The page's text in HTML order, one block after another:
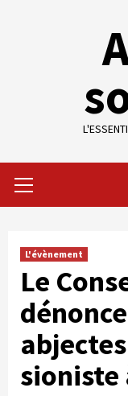
Menu
L'évènement
Le
sioniste